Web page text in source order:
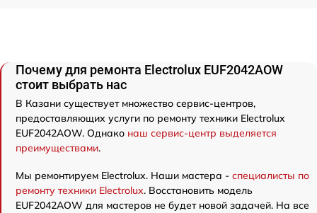
Почему для ремонта Electrolux EUF2042AOW
стоит выбрать нас
В Казани существует множество сервис-центров,
предоставляющих услуги по ремонту техники Electrolux
EUF2042AOW. Однако наш сервис-центр выделяется
преимуществами.
Мы ремонтируем Electrolux. Наши мастера - специалисты по
ремонту техники Electrolux. Восстановить модель
EUF2042AOW для мастеров не будет новой задачей. На все